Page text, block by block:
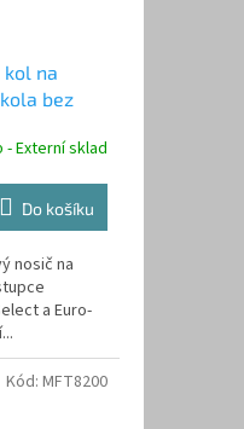
kol na
bez
Externí sklad
Do košíku
nosič na
a Euro-
Kód: MFT8200